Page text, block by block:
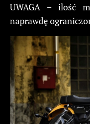
UWAGA – ilość
naprawdę